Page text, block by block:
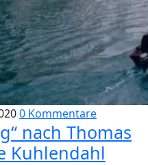
0 Kommentare
nach Thomas
Kuhlendahl